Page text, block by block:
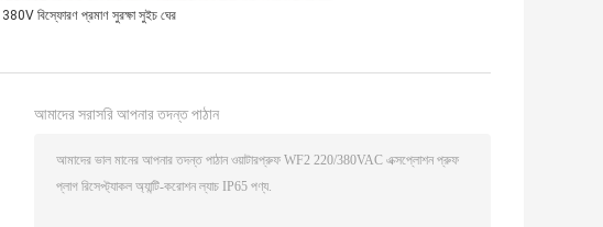
380V বিস্ফোরণ প্রমাণ সুরক্ষা সুইচ ঘের
আমাদের সরাসরি আপনার তদন্ত পাঠান